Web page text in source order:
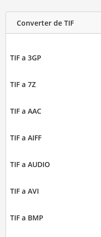
Converter de TIF
TIF a 3GP
TIF a 7Z
TIF a AAC
TIF a AIFF
TIF a AUDIO
TIF a AVI
TIF a BMP